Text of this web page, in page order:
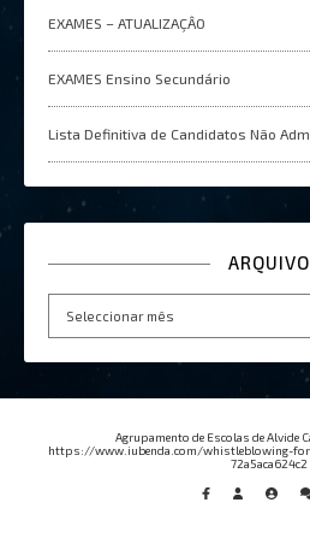
EXAMES – ATUALIZAÇÂO
EXAMES Ensino Secundário
Lista Definitiva de Candidatos Não
ARQUIVO
Arquivo
Agrupamento de Escolas de Alvide
https://www.iubenda.com/whistleblowing-
72a5aca624c2